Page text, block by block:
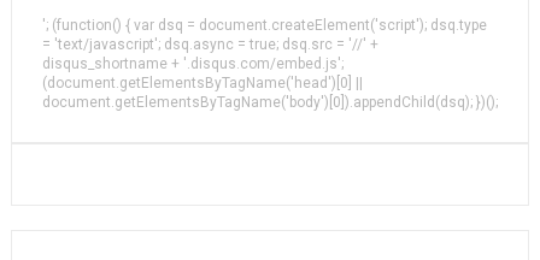
'; (function() { var dsq = document.createElement('script'); dsq.type
= 'text/javascript'; dsq.async = true; dsq.src = '//' +
disqus_shortname + '.disqus.com/embed.js';
(document.getElementsByTagName('head')[0] ||
document.getElementsByTagName('body')[0]).appendChild(dsq); })();